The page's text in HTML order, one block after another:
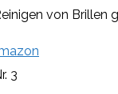
von Brillen
3